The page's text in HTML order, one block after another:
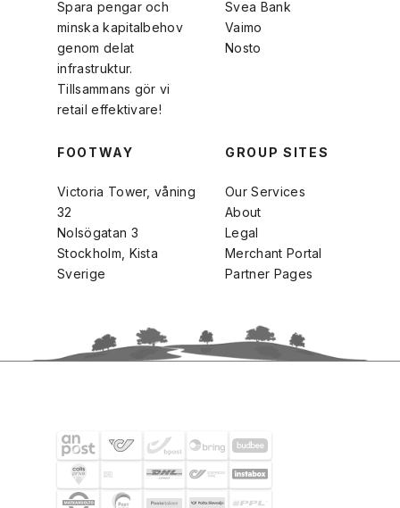
Spara pengar och
minska kapitalbehov
genom delat
infrastruktur.
Tillsammans gör vi
retail effektivare!
Svea Bank
Vaimo
Nosto
FOOTWAY
Victoria Tower, våning
32
Nolsögatan 3
Stockholm, Kista
Sverige
GROUP SITES
Our Services
About
Legal
Merchant Portal
Partner Pages